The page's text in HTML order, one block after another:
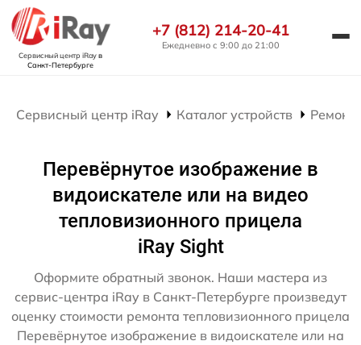
Сервисный центр iRayв
Санкт-Петербурге
+7 (812) 214-20-41
Ежедневно с 9:00 до 21:00
Сервисный центр iRay Каталог устройств Ремонт
Перевёрнутое изображение в
видоискателе или на видео
тепловизионного прицела
iRay Sight
Оформите обратный звонок. Наши мастера из
сервис-центра iRay в Санкт-Петербурге произведут
оценку стоимости ремонта тепловизионного прицела
Перевёрнутое изображение в видоискателе или на